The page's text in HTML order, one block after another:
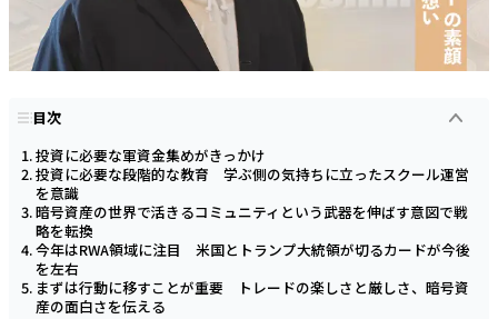
目次
投資に必要な軍資金集めがきっかけ
投資に必要な段階的な教育 学ぶ側の気持ちに立ったスクール運営
を意識
暗号資産の世界で活きるコミュニティという武器を伸ばす意図で戦
略を転換
今年はRWA領域に注目 米国とトランプ大統領が切るカードが今後
を左右
まずは行動に移すことが重要 トレードの楽しさと厳しさ、暗号資
産の面白さを伝える